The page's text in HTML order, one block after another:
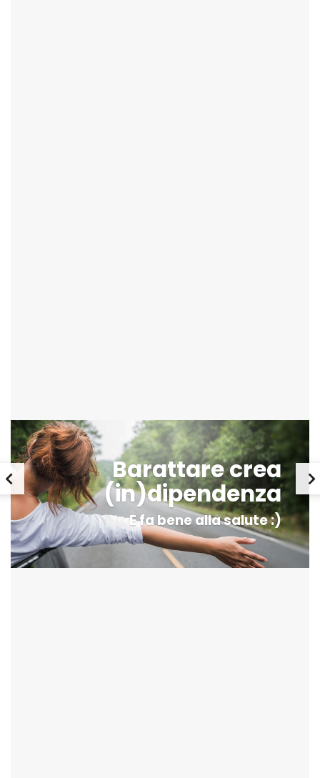
Barattare crea
(in)dipendenza
E fa bene alla salute :)